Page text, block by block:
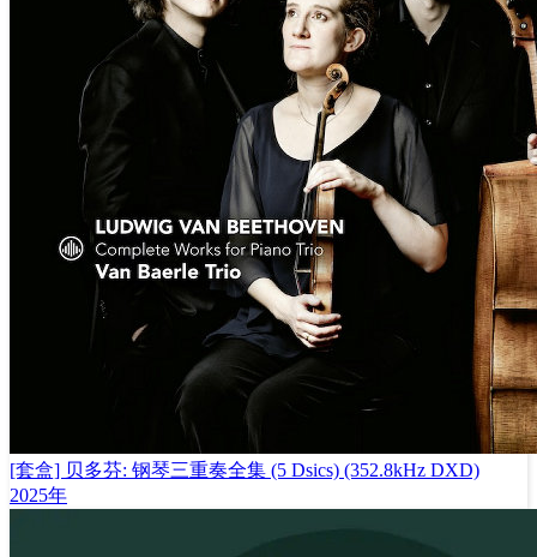
[套盒] 贝多芬: 钢琴三重奏全集 (5 Dsics) (352.8kHz DXD)
2025年